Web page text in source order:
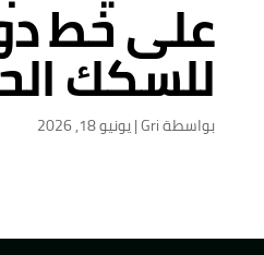
على خط
للسكك
بواسطةGri
|يونيو 18, 2026